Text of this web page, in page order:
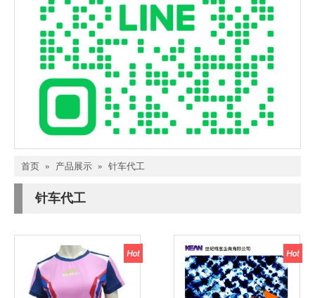
首页 » 产品展示 » 针车代工
针车代工